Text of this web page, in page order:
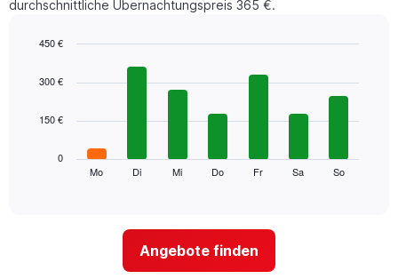
durchschnittliche Übernachtungspreis 365 €.
chart
bars.
durchschnittlichen
Mo Di Mi Do Fr Sa So
0
150 €
300 €
450 €
Angebote finden